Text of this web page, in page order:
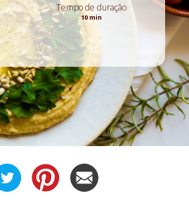
Tempo de duração
10 min